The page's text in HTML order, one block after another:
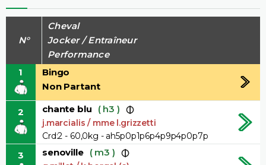
N°
Cheval
Jocker / Entraîneur
Performance
1
Bingo
Non Partant
2 chante blu ( h3 )
j.marcialis / mme l.grizzetti
Crd:2 - 60,0kg - ah5p0p1p6p4p9p4p0p7p
3 senoville ( m3 )